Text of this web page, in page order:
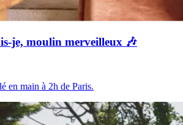
je, moulin merveilleux 🎶
en main à 2h de Paris.